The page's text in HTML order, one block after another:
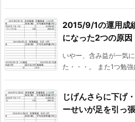
2015/9/1の運用成
になった2つの原因
いやー、含み益が一気
た・・・。 また1つ勉
じげんさらに下げ
ーせいが足を引っ